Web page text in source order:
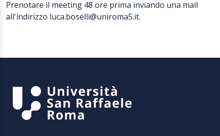
Prenotare il meeting 48 ore prima inviando una mail
all'indirizzo luca.boselli@uniroma5.it.